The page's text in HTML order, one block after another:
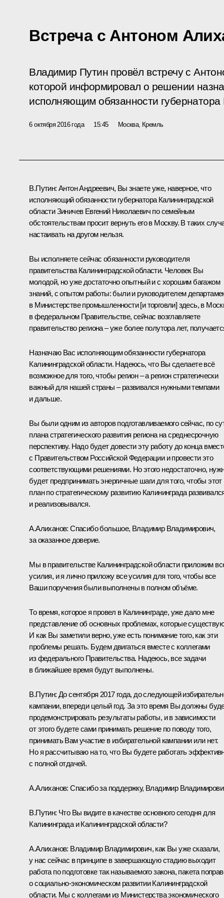
Встреча с Антоном
Владимир Путин провёл встречу с
которой информировал о решении
исполняющим обязанности губернатора
6 октября 2016 года 15:45 Москва, Кремль
В.Путин: Антон Андреевич, Вы знаете уже, наверное, что
исполняющий обязанности губернатора Калининградской
областиЗиничев Евгений Николаевич по семейным
обстоятельствам просит вернуть его в Москву. В таких
настаивать на другом нельзя.
Вы исполняете сейчас обязанности руководителя
правительства Калининградской области. Человек Вы
молодой, но уже достаточно опытный и с хорошим багажом
знаний, с опытом работы: были и руководителем
в Министерстве промышленности [и торговли] здесь, в
в федеральном Правительстве, сейчас возглавляете
правительство региона – уже более полутора лет,
Назначаю Вас исполняющим обязанности губернатора
Калининградской области. Надеюсь, что Вы сделаете всё
возможное для того, чтобы регион – а регион стратегически
важный для нашей страны – развивался нужными темпами
и дальше.
Вы были одним из авторов подготавливаемого сейчас, по
плана стратегического развития региона на среднесрочную
перспективу. Надо будет довести эту работу до конца
с Правительством Российской Федерации и провести это
соответствующими решениями. Но этого недостаточно,
будет предпринимать энергичные шаги для того, чтобы этот
план по стратегическому развитию Калининграда
и реализовывался.
А.Алиханов: Спасибо большое, Владимир Владимирович,
за оказанное доверие.
Мы в правительстве Калининградской области приложим
усилия, и я лично приложу все усилия для того, чтобы все
Ваши поручения были выполнены в полном объёме.
То время, которое я провел в Калининграде, уже дало мне
представление об основных проблемах, которые
И как Вы заметили верно, уже есть понимание того, как эти
проблемы решать. Будем двигаться вместе с коллегами
из федерального Правительства. Надеюсь, все задачи
в ближайшее время будут выполнены.
В.Путин: До сентября 2017 года, до следующей
кампании, впереди целый год. За это время Вы должны
продемонстрировать результаты работы, и в зависимости
от этого будете сами принимать решение по поводу того,
принимать Вам участие в избирательной кампании или нет.
Но я рассчитываю на то, что Вы будете работать
с полной отдачей.
А.Алиханов: Спасибо за поддержку, Владимир
В.Путин: Что Вы видите в качестве основного сегодня для
Калининграда и Калининградской области?
А.Алиханов: Владимир Владимирович, как Вы уже сказали,
у нас сейчас в принципе в завершающую стадию выходит
работа по подготовке так называемого закона, пакета
о социально-экономическом развитии Калининградской
области. Мы с коллегами из Министерства экономического